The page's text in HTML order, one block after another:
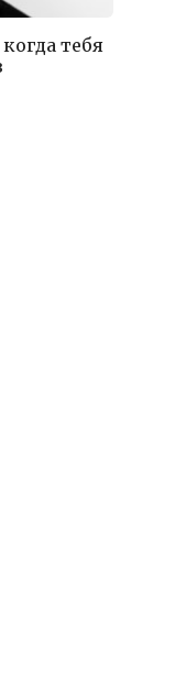
тебя